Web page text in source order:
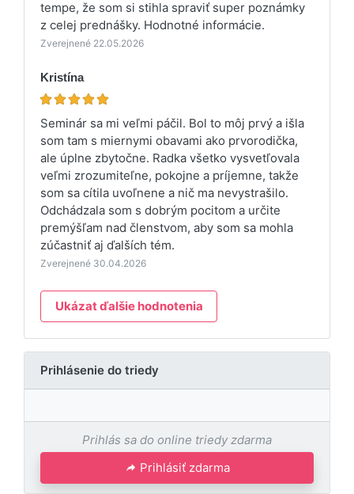
tempe, že som si stihla spraviť super poznámky
z celej prednášky. Hodnotné informácie.
Zverejnené 22.05.2026
Kristína
Seminár sa mi veľmi páčil. Bol to môj prvý a išla
som tam s miernymi obavami ako prvorodička,
ale úplne zbytočne. Radka všetko vysvetľovala
veľmi zrozumiteľne, pokojne a príjemne, takže
som sa cítila uvoľnene a nič ma nevystrašilo.
Odchádzala som s dobrým pocitom a určite
premýšľam nad členstvom, aby som sa mohla
zúčastniť aj ďalších tém.
Zverejnené 30.04.2026
Ukázat ďalšie hodnotenia
Prihlásenie do triedy
Prihlás sa do online triedy zdarma
Prihlásiť zdarma